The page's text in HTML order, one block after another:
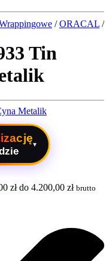
/ ORACAL /
Tin
▾
zł do 4.200,00 zł brutto